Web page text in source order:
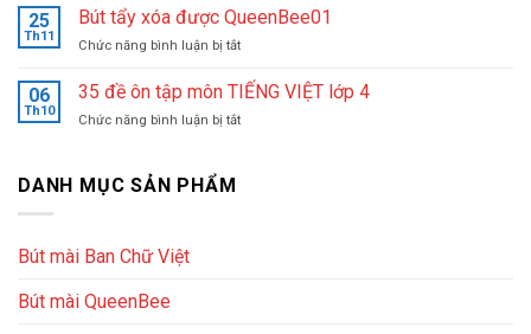
huyết
sáng
trung
tâm
luyện
sinh
nên
chọn
loại
cầm
máy
và
25
Th11
Bút tẩy xóa được QueenBee01
Chức năng bình luận bị tắtở
tẩy
được
06
Th10
35 đề ôn tập môn TIẾNG VIỆT lớp 4
Chức năng bình luận bị tắtở
DANH MỤC SẢN PHẨM
Bút mài Ban Chữ Việt
Bút mài QueenBee